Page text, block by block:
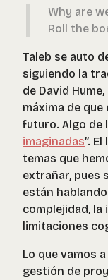
Why are
Roll the
Taleb se auto
siguiendo la
de David
máxima de
futuro. Algo de
imaginadas”.
temas que
extrañar, pues
están
complejidad, la
limitaciones
Lo que vamos
gestión de